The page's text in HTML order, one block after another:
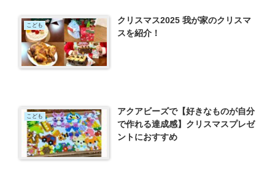
こども
クリスマス2025 我が家のクリスマ
スを紹介！
こども
アクアビーズで【好きなものが自分
で作れる達成感】クリスマスプレゼ
ントにおすすめ